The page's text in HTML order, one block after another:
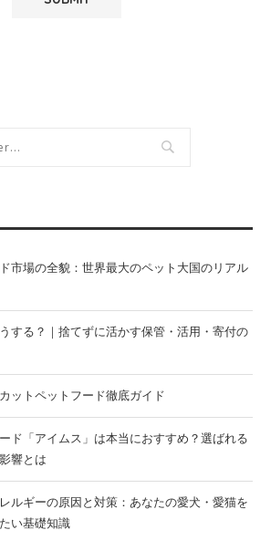
市場の全貌：世界最大のペット大国のリアル
する？｜捨てずに活かす保管・活用・寄付の
ットペットフード徹底ガイド
ド「アイムス」は本当におすすめ？選ばれる
響とは
ルギーの原因と対策：あなたの愛犬・愛猫を
い基礎知識